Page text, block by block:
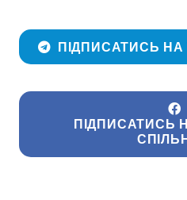
ПІДПИСАТИСЬ НА
ПІДПИСАТИСЬ